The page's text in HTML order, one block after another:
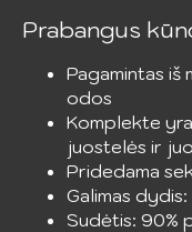
Prabangus
Pagamintas iš
odos
Komplekte
juostelės ir
Pridedama
Galimas
Sudėtis: 90%